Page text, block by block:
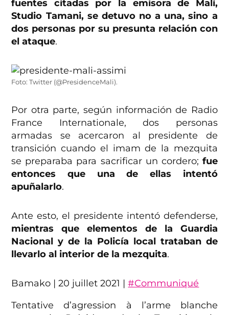
fuentes citadas por la emisora de Malí,
Studio Tamani, se detuvo no a una, sino a
dos personas por su presunta relación con
el ataque.
Foto: Twitter (@PresidenceMali).
Por otra parte, según información de Radio
France Internationale, dos personas
armadas se acercaron al presidente de
transición cuando el imam de la mezquita
se preparaba para sacrificar un cordero; fue
entonces que una de ellas intentó
apuñalarlo.
Ante esto, el presidente intentó defenderse,
mientras que elementos de la Guardia
Nacional y de la Policía local trataban de
llevarlo al interior de la mezquita.
Bamako | 20 juillet 2021 |#Communiqué
Tentative d’agression à l’arme blanche